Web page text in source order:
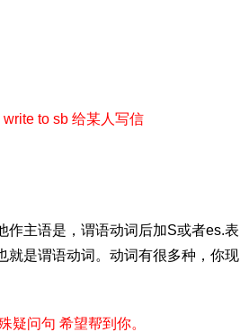
to sb 给某人写信
作主语是，谓语动词后加S或者es.表
就是谓语动词。动词有很多种，你现
疑问句 希望帮到你。